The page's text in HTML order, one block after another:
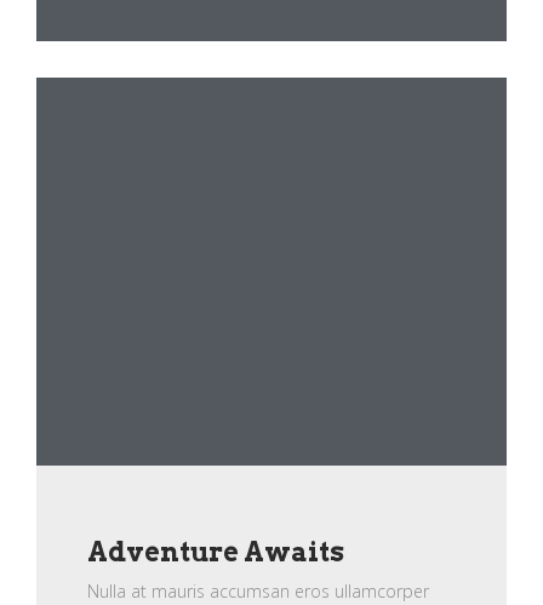
Adventure Awaits
Nulla at mauris accumsan eros ullamcorper